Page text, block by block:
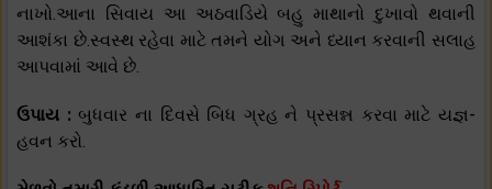
નાખો.આના સિવાય આ અઠવાડિયે બહુ માથાનો દુખાવો થવાની
આશંકા છે.સ્વસ્થ રહેવા માટે તમને યોગ અને ધ્યાન કરવાની સલાહ
આપવામાં આવે છે.
ઉપાય : બુધવાર ના દિવસે બિધ ગ્રહ ને પ્રસન્ન કરવા માટે યજ્ઞ-
હવન કરો.